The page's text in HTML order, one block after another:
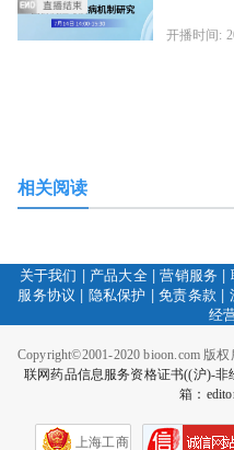
开播时间:
相关阅读
关于我们 | 产品大全|营销服务 |
服务协议 | 隐私保护 |免责条款 |
经
Copyright©2001-2020 bioon.com 版
联网药品信息服务资格证书((沪)-非
箱：
上海工商